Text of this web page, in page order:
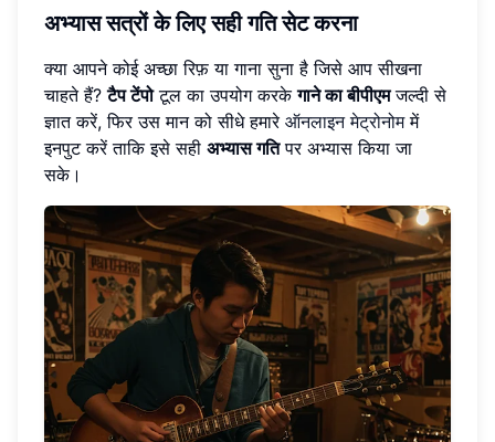
अभ्यास सत्रों के लिए सही गति सेट करना
क्या आपने कोई अच्छा रिफ़ या गाना सुना है जिसे आप सीखना
चाहते हैं?टैप टेंपोटूल का उपयोग करकेगाने का बीपीएमजल्दी से
ज्ञात करें, फिर उस मान को सीधे हमारे ऑनलाइन मेट्रोनोममें
इनपुट करें ताकि इसे सही अभ्यास गतिपर अभ्यास किया जा
सके।